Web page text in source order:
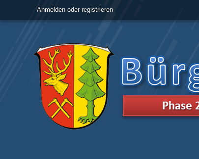
Anmelden oder registrieren